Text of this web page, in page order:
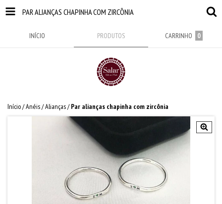
PAR ALIANÇAS CHAPINHA COM ZIRCÔNIA
INÍCIO PRODUTOS CARRINHO 0
Início/Anéis/Alianças/ Par alianças chapinha com zircônia